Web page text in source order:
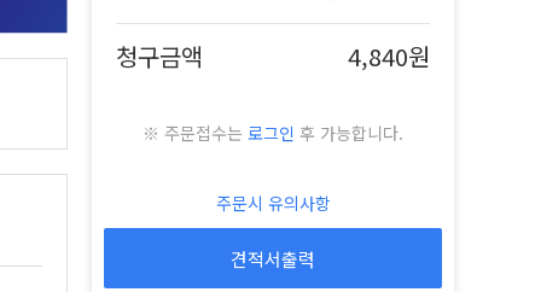
청구금액 4,840원
※ 주문접수는 로그인 후 가능합니다.
주문시 유의사항
견적서출력